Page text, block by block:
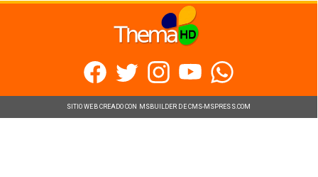
SITIO WEB CREADO CON MSBUILDER DE CMS-MSPRESS.COM